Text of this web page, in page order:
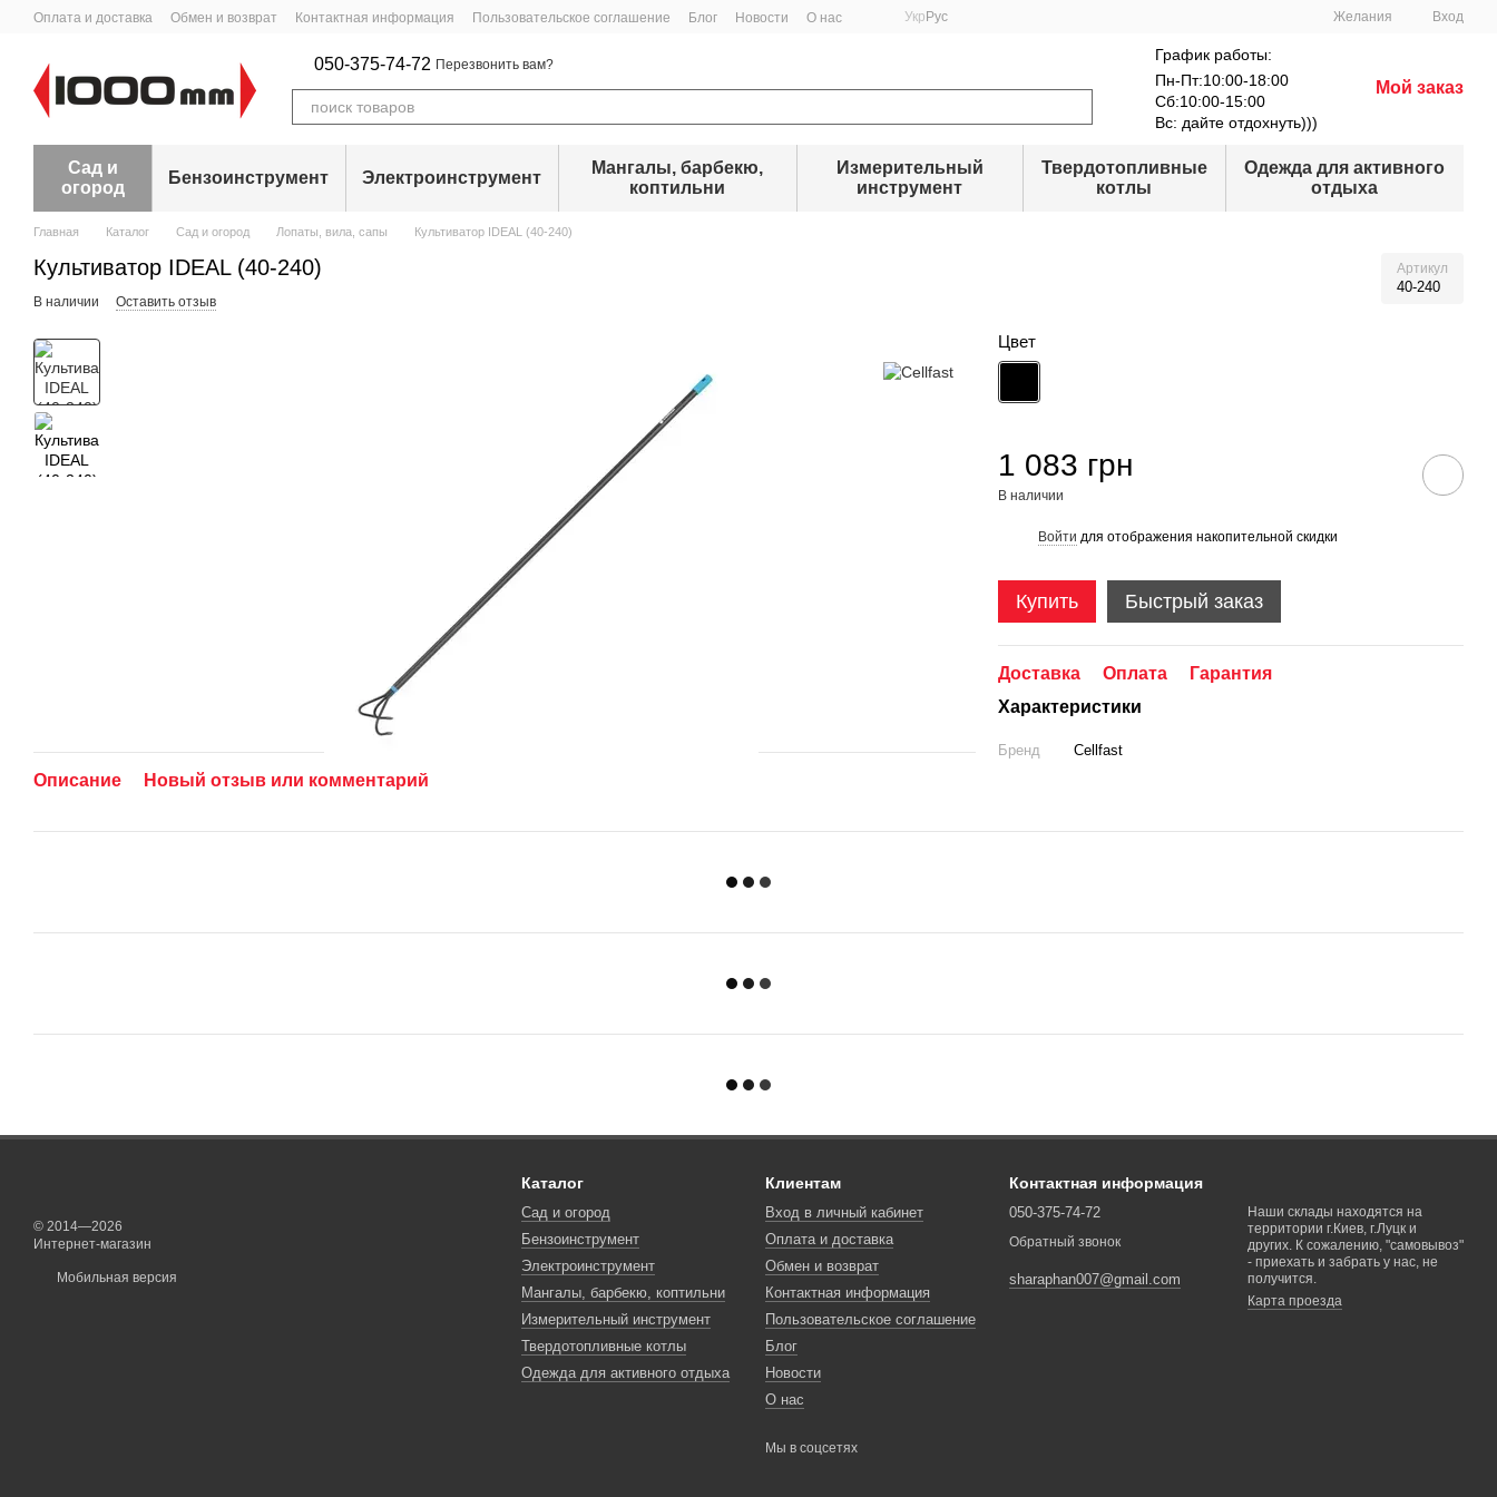
Перейти к основному контенту
Оплата и доставка Обмен и возврат Контактная информация Пользовательское соглашение Блог Новости О нас Укр Рус Желания Вход
050-375-74-72 Перезвонить вам?
График работы:
Пн-Пт:10:00-18:00
Сб:10:00-15:00
Вс: дайте отдохнуть)))
Мой заказ
Сад и
огород
Бензоинструмент Электроинструмент
Мангалы, барбекю,
коптильни
Измерительный
инструмент
Твердотопливные
котлы
Одежда для активного
отдыха
Главная Каталог Сад и огород Лопаты, вила, сапы Культиватор IDEAL (40-240)
Культиватор IDEAL (40-240) Артикул
40-240
В наличии Оставить отзыв
Описание Новый отзыв или комментарий
Цвет
1 083 грн
В наличии
Войти для отображения накопительной скидки
Купить Быстрый заказ
Доставка Оплата
Гарантия
Характеристики
Бренд Cellfast
© 2014—2026
Интернет-магазин
Мобильная версия
Каталог
Сад и огород
Бензоинструмент
Электроинструмент
Мангалы, барбекю, коптильни
Измерительный инструмент
Твердотопливные котлы
Одежда для активного отдыха
Клиентам
Вход в личный кабинет
Оплата и доставка
Обмен и возврат
Контактная информация
Пользовательское соглашение
Блог
Новости
О нас
Мы в соцсетях
Контактная информация
050-375-74-72
Обратный звонок
sharaphan007@gmail.com
Наши склады находятся на
территории г.Киев, г.Луцк и
других. К сожалению, "самовывоз"
- приехать и забрать у нас, не
получится.
Карта проезда